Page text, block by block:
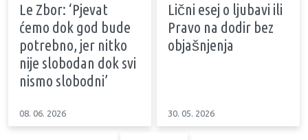
Le Zbor: ‘Pjevat
ćemo dok god bude
potrebno, jer nitko
nije slobodan dok svi
nismo slobodni’
08. 06. 2026
Lični esej o ljubavi ili
Pravo na dodir bez
objašnjenja
30. 05. 2026